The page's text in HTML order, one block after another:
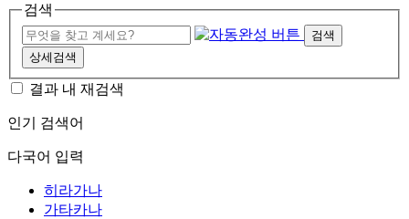
검색
검색
상세검색
결과 내 재검색
인기 검색어
다국어 입력
히라가나
가타카나